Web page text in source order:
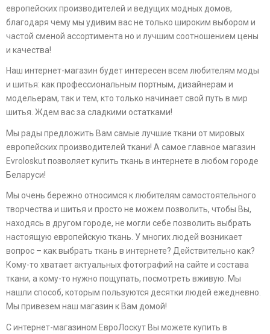
европейских производителей и ведущих модных домов,
благодаря чему мы удивим вас не только широким выбором и
частой сменой ассортимента но и лучшим соотношением цены
и качества!
Наш интернет-магазин будет интересен всем любителям моды
и шитья: как профессиональным портным, дизайнерам и
модельерам, так и тем, кто только начинает свой путь в мир
шитья. Ждем вас за сладкими остатками!
Мы рады предложить Вам самые лучшие ткани от мировых
европейских производителей ткани! А самое главное магазин
Evroloskut позволяет купить ткань в интернете в любом городе
Беларуси!
Мы очень бережно относимся к любителям самостоятельного
творчества и шитья и просто не можем позволить, чтобы Вы,
находясь в другом городе, не могли себе позволить выбрать
настоящую европейскую ткань. У многих людей возникает
вопрос – как выбрать ткань в интернете? Действительно как?
Кому-то хватает актуальных фотографий на сайте и состава
ткани, а кому-то нужно пощупать, посмотреть вживую. Мы
нашли способ, которым пользуются десятки людей ежедневно.
Мы привезем наш магазин к Вам домой!
С интернет-магазином ЕвроЛоскут Вы можете купить в